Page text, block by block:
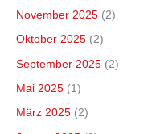
November 2025 (2)
Oktober 2025 (2)
September 2025 (2)
Mai 2025 (1)
März 2025 (2)